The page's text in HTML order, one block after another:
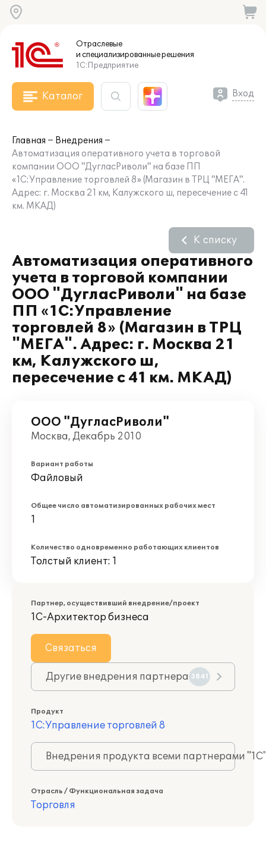
Отраслевые
и специализированныерешения
1С:Предприятие
Каталог Вход
Главная
Внедрения
Автоматизация оперативного учета в торговой
компании ООО "ДугласРиволи" на базе ПП
«1С:Управление торговлей 8» (Магазин в ТРЦ "МЕГА".
Адрес: г. Москва 21 км, Калужского ш, пересечение с 41
км. МКАД)
Автоматизация оперативного
учета в торговой компании
ООО "ДугласРиволи" на базе
ПП «1С:Управление
торговлей 8» (Магазин в ТРЦ
"МЕГА". Адрес: г. Москва 21
км, Калужского ш,
пересечение с 41 км. МКАД)
К списку
ООО "ДугласРиволи"
Москва, Декабрь 2010
Вариант работы
Файловый
Общее число автоматизированных рабочих мест
1
Количество одновременно работающих клиентов
Толстый клиент: 1
Партнер, осуществивший внедрение/проект
1С-Архитектор бизнеса
Связаться
Другие внедрения партнера 3841
Продукт
1С:Управление торговлей 8
Внедрения продукта всеми партнерами
Отрасль / Функциональная задача
Торговля